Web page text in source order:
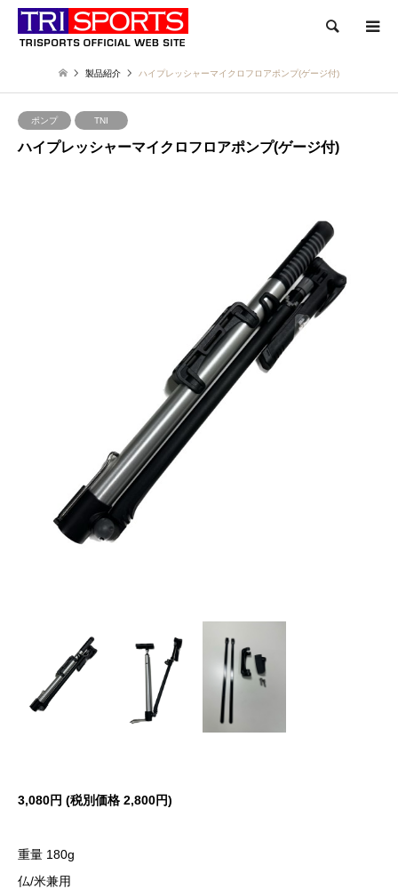
検索
製品紹介 ハイプレッシャーマイクロフロアポンプ(ゲージ付)
ポンプ TNI
ハイプレッシャーマイクロフロアポンプ(ゲージ付)
3,080円 (税別価格 2,800円)
重量 180g
仏/米兼用